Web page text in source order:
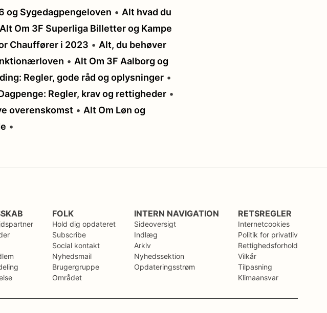
og Sygedagpengeloven • Alt hvad du
Alt Om 3F Superliga Billetter og Kampe
Chauffører i 2023 • Alt, du behøver
• Alt Om 3F Aalborg og
Regler, gode råd og oplysninger •
Regler, krav og rettigheder •
overenskomst • Alt Om Løn og
•
FOLK
Hold dig opdateret
Subscribe
Social kontakt
Nyhedsmail
Brugergruppe
Området
INTERN NAVIGATION
Sideoversigt
Indlæg
Arkiv
Nyhedssektion
Opdateringsstrøm
RETSREGLER
Internetcookies
Politik for privatliv
Rettighedsforhold
Vilkår
Tilpasning
Klimaansvar